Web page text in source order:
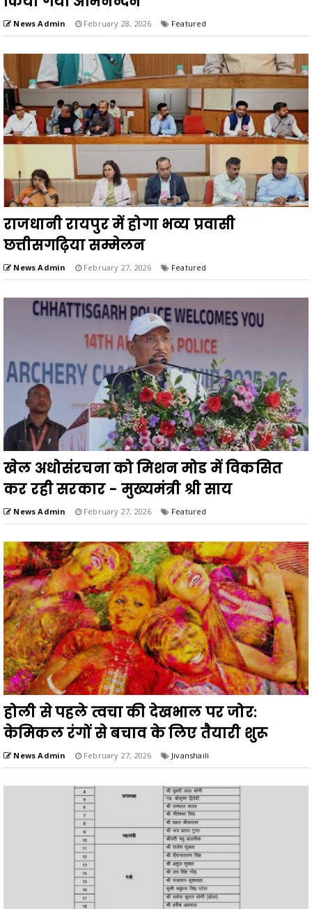
News Admin February 28, 2026 Featured
राजधानी रायपुर में होगा भव्य प्रवासी
छत्तीसगढ़िया सम्मेलन
News Admin February 27, 2026 Featured
खेल अधोसंरचना को मिशन मोड में विकसित
कर रही सरकार - मुख्यमंत्री श्री साय
News Admin February 27, 2026 Featured
होली से पहले त्वचा की देखभाल पर जोर:
केमिकल रंगों से बचाव के लिए तैयारी शुरू
News Admin February 27, 2026 Jivanshaili